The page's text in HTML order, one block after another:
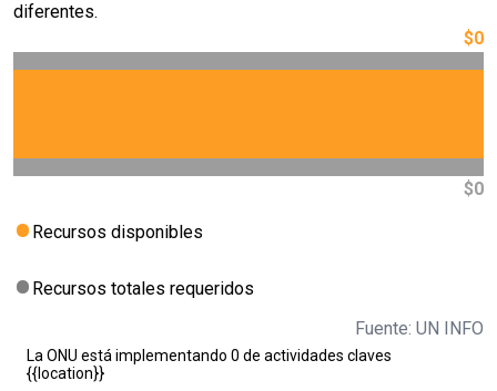
diferentes.
$0
$0
Recursos disponibles
Recursos totales requeridos
Fuente: UN INFO
La ONU está implementando 0 de actividades claves
{{location}}